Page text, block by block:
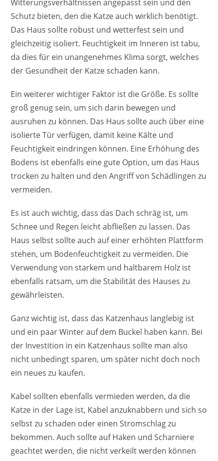
Witterungsverhältnissen angepasst sein und den
Schutz bieten, den die Katze auch wirklich benötigt.
Das Haus sollte robust und wetterfest sein und
gleichzeitig isoliert. Feuchtigkeit im Inneren ist tabu,
da dies für ein unangenehmes Klima sorgt, welches
der Gesundheit der Katze schaden kann.
Ein weiterer wichtiger Faktor ist die Größe. Es sollte
groß genug sein, um sich darin bewegen und
ausruhen zu können. Das Haus sollte auch über eine
isolierte Tür verfügen, damit keine Kälte und
Feuchtigkeit eindringen können. Eine Erhöhung des
Bodens ist ebenfalls eine gute Option, um das Haus
trocken zu halten und den Angriff von Schädlingen zu
vermeiden.
Es ist auch wichtig, dass das Dach schräg ist, um
Schnee und Regen leicht abfließen zu lassen. Das
Haus selbst sollte auch auf einer erhöhten Plattform
stehen, um Bodenfeuchtigkeit zu vermeiden. Die
Verwendung von starkem und haltbarem Holz ist
ebenfalls ratsam, um die Stabilität des Hauses zu
gewährleisten.
Ganz wichtig ist, dass das Katzenhaus langlebig ist
und ein paar Winter auf dem Buckel haben kann. Bei
der Investition in ein Katzenhaus sollte man also
nicht unbedingt sparen, um später nicht doch noch
ein neues zu kaufen.
Kabel sollten ebenfalls vermieden werden, da die
Katze in der Lage ist, Kabel anzuknabbern und sich so
selbst zu schaden oder einen Stromschlag zu
bekommen. Auch sollte auf Haken und Scharniere
geachtet werden, die nicht verkeilt werden können